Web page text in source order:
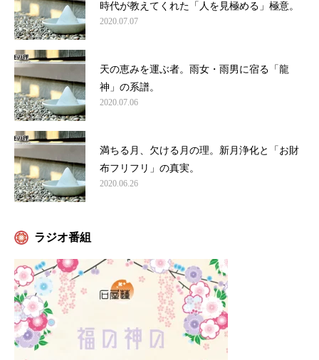
時代が教えてくれた「人を見極める」極意。
2020.07.07
天の恵みを運ぶ者。雨女・雨男に宿る「龍
神」の系譜。
2020.07.06
満ちる月、欠ける月の理。新月浄化と「お財
布フリフリ」の真実。
2020.06.26
ラジオ番組